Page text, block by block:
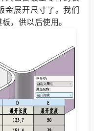
金展开尺寸了。我们
，供以后使用。